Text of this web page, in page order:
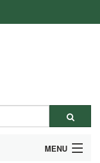
MENU